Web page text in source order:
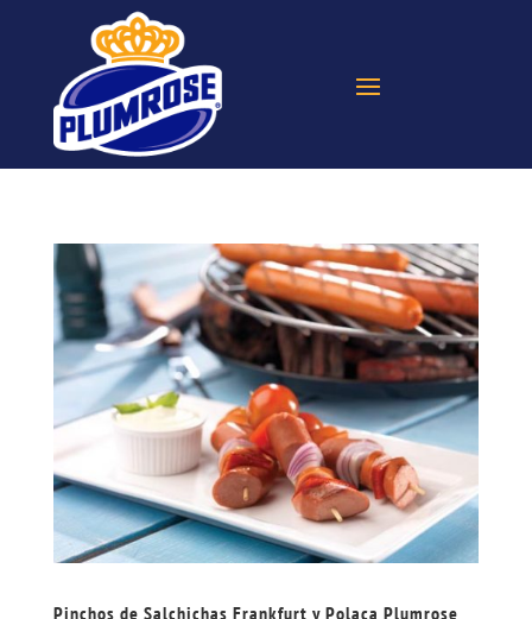
Pinchos de Salchichas Frankfurt y Polaca Plumrose